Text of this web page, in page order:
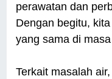
perawatan dan
Dengan begitu,
yang sama di
Terkait masalah